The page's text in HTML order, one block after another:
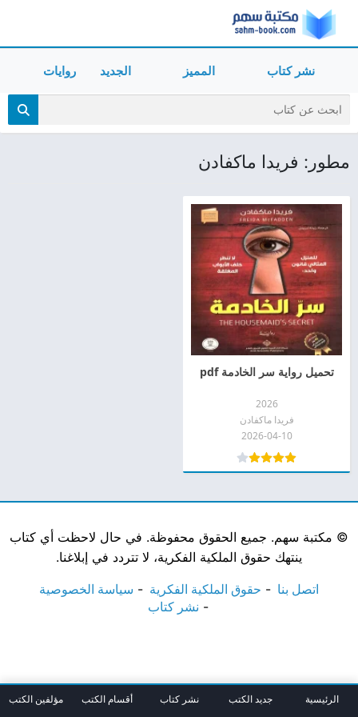
نشر كتاب المميز الجديد روايات
مطور: فريدا ماكفادن
تحميل رواية سر الخادمة pdf
2026
فريدا ماكفادن
2026-04-10
© مكتبة سهم. جميع الحقوق محفوظة. في حال لاحظت أي كتاب
ينتهك حقوق الملكية الفكرية، لا تتردد في إبلاغنا.
اتصل بنا حقوق الملكية الفكرية
سياسة الخصوصية
نشر كتاب
الرئيسية جديد الكتب نشر كتاب أقسام الكتب مؤلفين الكتب